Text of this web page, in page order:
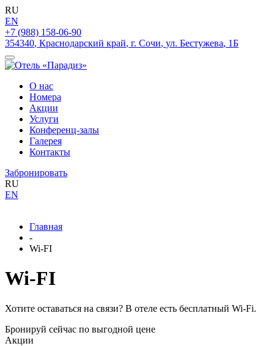
RU
EN
+7 (988) 158-06-90
354340, Краснодарский край, г. Сочи, ул. Бестужева, 1Б
О нас
Номера
Акции
Услуги
Конференц-залы
Галерея
Контакты
Забронировать
RU
EN
Главная
-
Wi-FI
Wi-FI
Хотите оставаться на связи? В отеле есть бесплатный Wi-Fi.
Бронируй сейчас по выгодной цене
Акции